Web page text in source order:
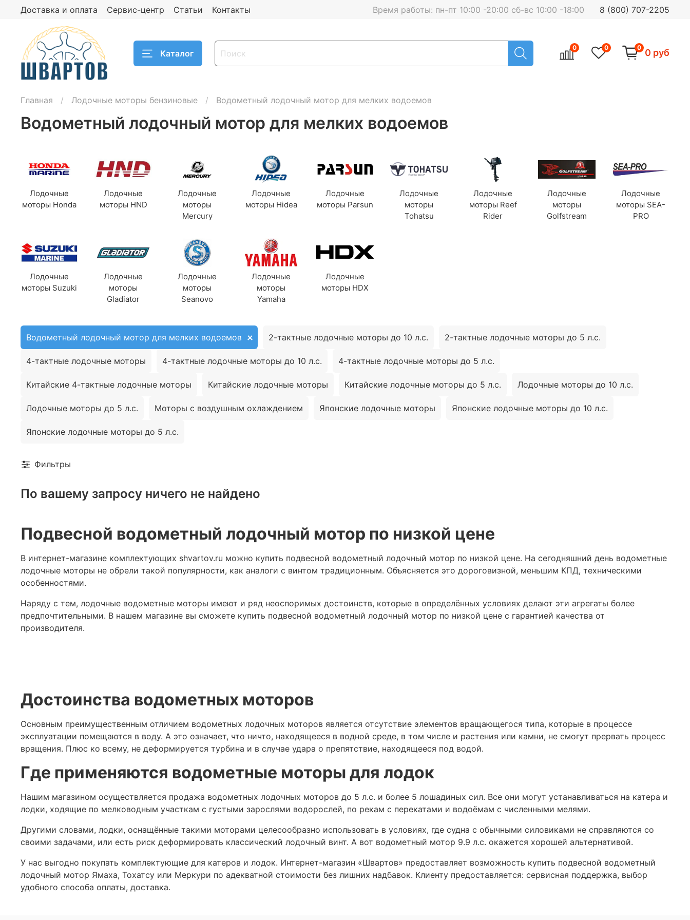
Доставка и оплата Сервис-центр Статьи Контакты Время работы: пн-пт 10:00 -20:00 сб-вс 10:00 -18:00 8 (800) 707-2205
Каталог
0 0 0 0 руб
Главная Лодочные моторы бензиновые Водометный лодочный мотор для мелких водоемов
Водометный лодочный мотор для мелких водоемов
Лодочные
моторы Honda
Лодочные
моторы HND
Лодочные
моторы
Mercury
Лодочные
моторы Hidea
Лодочные
моторы Parsun
Лодочные
моторы
Tohatsu
Лодочные
моторы Reef
Rider
Лодочные
моторы
Golfstream
Лодочные
моторы SEA-
PRO
Лодочные
моторы Suzuki
Лодочные
моторы
Gladiator
Лодочные
моторы
Seanovo
Лодочные
моторы
Yamaha
Лодочные
моторы HDX
Водометный лодочный мотор для мелких водоемов 2-тактные лодочные моторы до 10 л.с. 2-тактные лодочные моторы до 5 л.с.
4-тактные лодочные моторы 4-тактные лодочные моторы до 10 л.с. 4-тактные лодочные моторы до 5 л.с.
Китайские 4-тактные лодочные моторы Китайские лодочные моторы Китайские лодочные моторы до 5 л.с. Лодочные моторы до 10 л.с.
Лодочные моторы до 5 л.с. Моторы с воздушным охлаждением Японские лодочные моторы Японские лодочные моторы до 10 л.с.
Японские лодочные моторы до 5 л.с.
Фильтры
По вашему запросу ничего не найдено
Подвесной водометный лодочный мотор по низкой цене
В интернет-магазине комплектующих shvartov.ru можно купить подвесной водометный лодочный мотор по низкой цене. На сегодняшний день водометные
лодочные моторы не обрели такой популярности, как аналоги с винтом традиционным. Объясняется это дороговизной, меньшим КПД, техническими
особенностями.
Наряду с тем, лодочные водометные моторы имеют и ряд неоспоримых достоинств, которые в определённых условиях делают эти агрегаты более
предпочтительными. В нашем магазине вы сможете купить подвесной водометный лодочный мотор по низкой цене с гарантией качества от
производителя.
Достоинства водометных моторов
Основным преимущественным отличием водометных лодочных моторов является отсутствие элементов вращающегося типа, которые в процессе
эксплуатации помещаются в воду. А это означает, что ничто, находящееся в водной среде, в том числе и растения или камни, не смогут прервать процесс
вращения. Плюс ко всему, не деформируется турбина и в случае удара о препятствие, находящееся под водой.
Где применяются водометные моторы для лодок
Нашим магазином осуществляется продажа водометных лодочных моторов до 5 л.с. и более 5 лошадиных сил. Все они могут устанавливаться на катера и
лодки, ходящие по мелководным участкам с густыми зарослями водорослей, по рекам с перекатами и водоёмам с численными мелями.
Другими словами, лодки, оснащённые такими моторами целесообразно использовать в условиях, где судна с обычными силовиками не справляются со
своими задачами, или есть риск деформировать классический лодочный винт. А вот водометный мотор 9.9 л.с. окажется хорошей альтернативой.
У нас выгодно покупать комплектующие для катеров и лодок. Интернет-магазин «Швартов» предоставляет возможность купить подвесной водометный
лодочный мотор Ямаха, Тохатсу или Меркури по адекватной стоимости без лишних надбавок. Клиенту предоставляется: сервисная поддержка, выбор
удобного способа оплаты, доставка.